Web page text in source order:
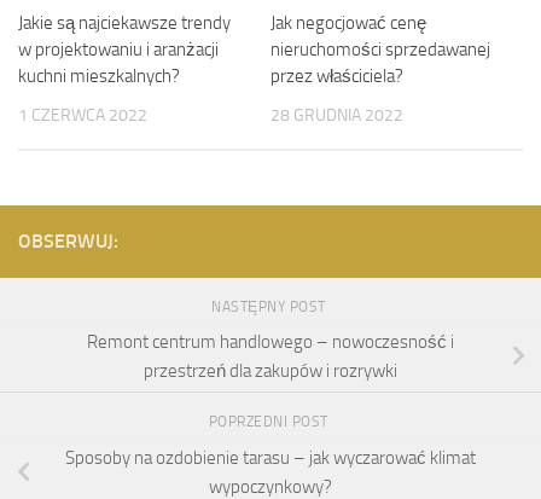
Jakie są najciekawsze trendy
w projektowaniu i aranżacji
kuchni mieszkalnych?
1 CZERWCA 2022
Jak negocjować cenę
nieruchomości sprzedawanej
przez właściciela?
28 GRUDNIA 2022
OBSERWUJ:
NASTĘPNY POST
Remont centrum handlowego – nowoczesność i
przestrzeń dla zakupów i rozrywki
POPRZEDNI POST
Sposoby na ozdobienie tarasu – jak wyczarować klimat
wypoczynkowy?